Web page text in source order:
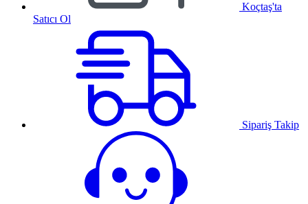
Koçtaş'ta
Satıcı Ol
Sipariş Takip